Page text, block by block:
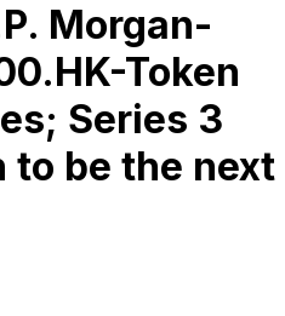
Morgan-
Token
Series 3
to be the next